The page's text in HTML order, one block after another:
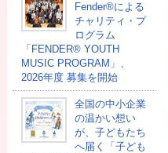
Fender®による
チャリティ・プ
ログラム
「FENDER®︎ YOUTH
MUSIC PROGRAM」、
2026年度 募集を開始
全国の中小企業
の温かい想い
が、子どもたち
へ届く「子ども